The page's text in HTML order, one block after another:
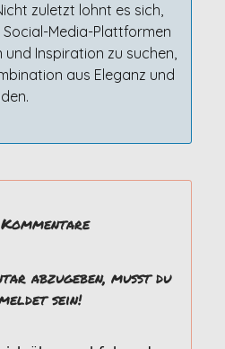
zuletzt lohnt es sich,
Media-Plattformen
und Inspiration zu suchen,
aus Eleganz und
abzugeben, musst du
sein!